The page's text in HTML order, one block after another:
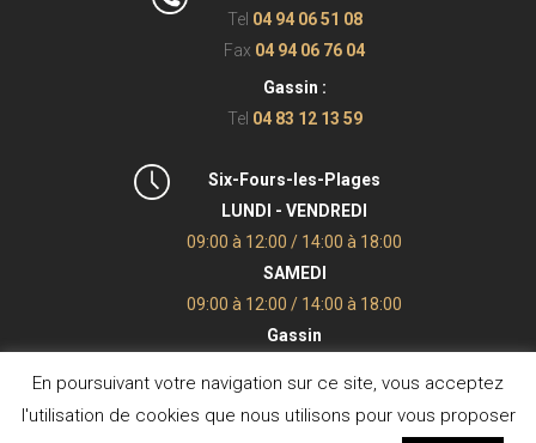
Tel 04 94 06 51 08
Fax 04 94 06 76 04
Gassin :
Tel 04 83 12 13 59
Six-Fours-les-Plages
LUNDI - VENDREDI
09:00 à 12:00 / 14:00 à 18:00
SAMEDI
09:00 à 12:00 / 14:00 à 18:00
Gassin
09:00 à 12:00 / 14:00 à 18:00
En poursuivant votre navigation sur ce site, vous acceptez
l'utilisation de cookies que nous utilisons pour vous proposer